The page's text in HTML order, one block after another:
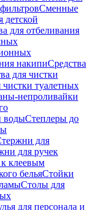
Сменные
детской
для отбеливания
накипиСредства
для чистки
чистки туалетных
непроливайки
водыСтеплеры до
для
для ручек
клеевым
бельяСтойки
Столы для
для персонала и